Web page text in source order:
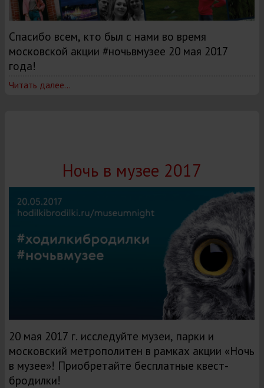
Спасибо всем, кто был с нами во время
московской акции #ночьвмузее 20 мая 2017
года!
Читать далее...
Ночь в музее 2017
20 мая 2017 г. исследуйте музеи, парки и
московский метрополитен в рамках акции «Ночь
в музее»! Приобретайте бесплатные квест-
бродилки!